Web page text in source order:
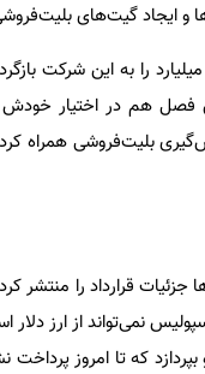
و ایجاد گیت‌های
اگر این واگذاری صورت بگیرد، پرسپولیس باید
فصل هم در اختیار
بلیت‌فروشی همراه
جزئیات قرارداد را منتشر
نمی‌تواند از ارز دلار
باید در ابتدای فصل 300 هزار یورو